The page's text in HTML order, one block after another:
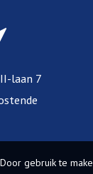
laan 7
gebruik te